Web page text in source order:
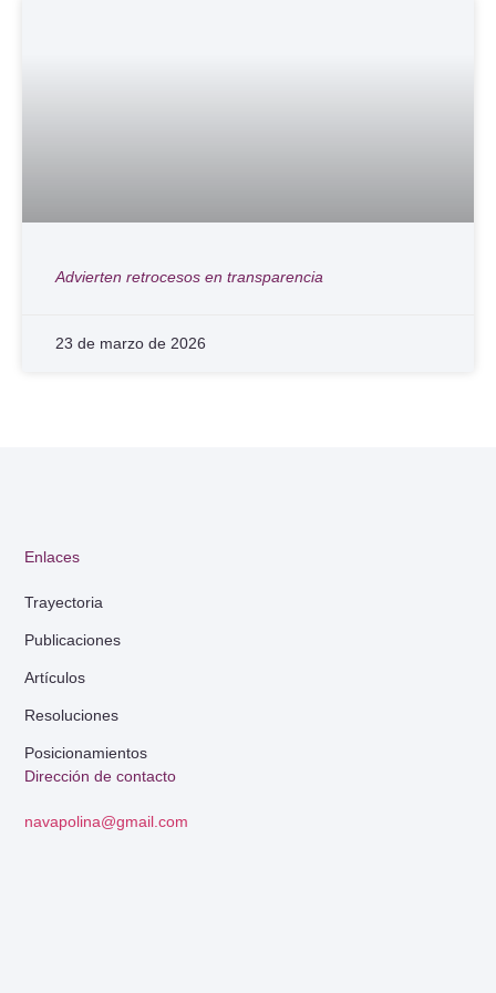
Advierten retrocesos en transparencia
23 de marzo de 2026
Dirección de contacto
navapolina@gmail.com
Enlaces
Trayectoria
Publicaciones
Artículos
Resoluciones
Posicionamientos